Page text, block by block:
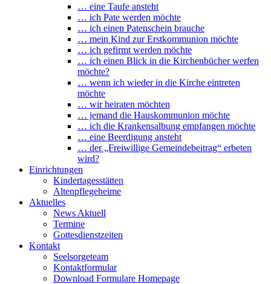
… eine Taufe ansteht
… ich Pate werden möchte
… ich einen Patenschein brauche
… mein Kind zur Erstkommunion möchte
… ich gefirmt werden möchte
… ich einen Blick in die Kirchenbücher werfen
möchte?
… wenn ich wieder in die Kirche eintreten
möchte
… wir heiraten möchten
… jemand die Hauskommunion möchte
… ich die Krankensalbung empfangen möchte
… eine Beerdigung ansteht
… der „Freiwillige Gemeindebeitrag“ erbeten
wird?
Einrichtungen
Kindertagesstätten
Altenpflegeheime
Aktuelles
News Aktuell
Termine
Gottesdienstzeiten
Kontakt
Seelsorgeteam
Kontaktformular
Download Formulare Homepage